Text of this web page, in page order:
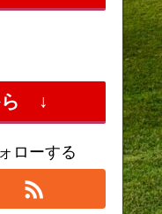
ら ↓
ローする